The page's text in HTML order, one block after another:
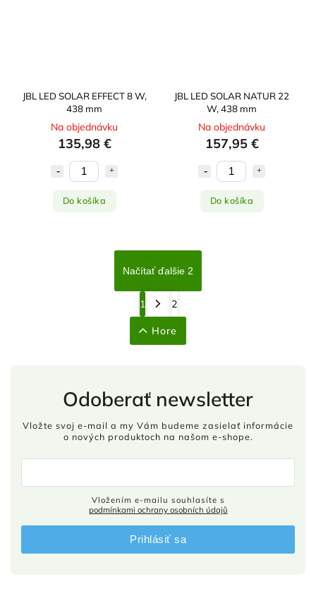
JBL LED SOLAR EFFECT 8 W,
438 mm
Na objednávku
135,98 €
Do košíka
JBL LED SOLAR NATUR 22
W, 438 mm
Na objednávku
157,95 €
Do košíka
Načítať ďalšie 2
1 2
Hore
Odoberať newsletter
Vložte svoj e-mail a my Vám budeme zasielať informácie
o nových produktoch na našom e-shope.
podmínkami ochrany osobních údajů
Prihlásiť sa